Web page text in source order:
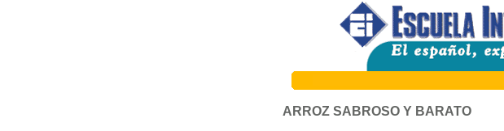
ARROZ SABROSO Y BARATO